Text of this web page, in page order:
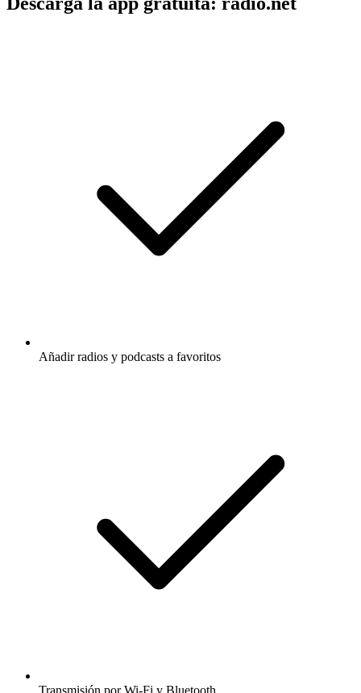
Añadir radios y podcasts a favoritos
Transmisión por Wi-Fi y Bluetooth